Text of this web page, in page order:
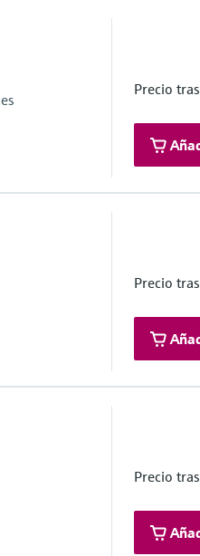
ground floating in relation to all
collector. Rating 100mA @24V
emulation of flowmeter signals.
Precio tras
Precio tras
of Road Tunnels" (2008)
Precio tras